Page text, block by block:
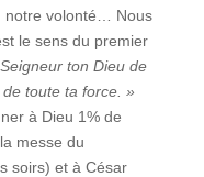
notre volonté… Nous
le sens du premier
ton Dieu de
toute ta force. »
à Dieu 1% de
messe du
soirs) et à César